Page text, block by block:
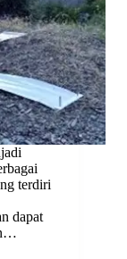
terdiri
dapat